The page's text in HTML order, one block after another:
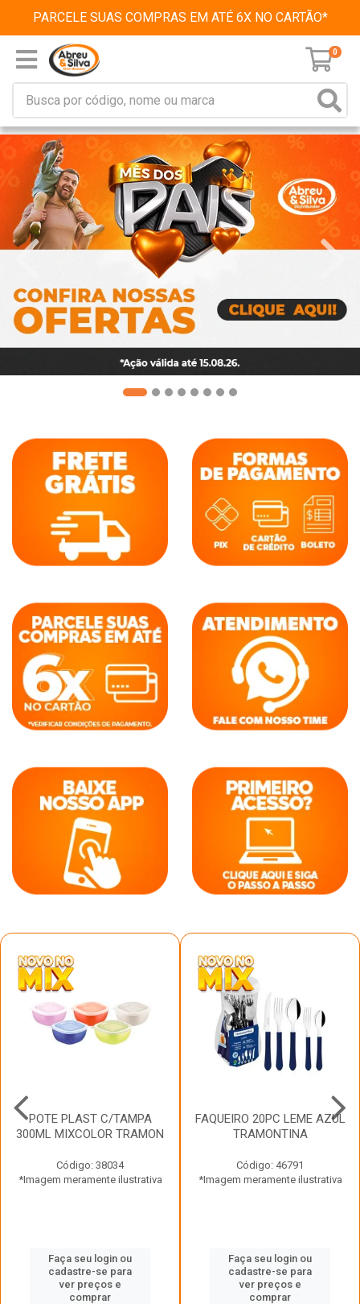
PARCELE SUAS COMPRAS EM ATÉ 6X NO CARTÃO*
0
POTE PLAST C/TAMPA
300ML MIXCOLOR TRAMON
Código: 38034
*Imagem meramente ilustrativa
Faça seu login ou
cadastre-se para
ver preços e
comprar
FAQUEIRO 20PC LEME AZUL
TRAMONTINA
Código: 46791
*Imagem meramente ilustrativa
Faça seu login ou
cadastre-se para
ver preços e
comprar